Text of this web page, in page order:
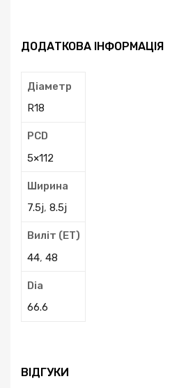
ДОДАТКОВА ІНФОРМАЦІЯ
Діаметр
R18
PCD
5×112
Ширина
7.5j, 8.5j
Виліт (ЕТ)
44, 48
Dia
66.6
ВІДГУКИ